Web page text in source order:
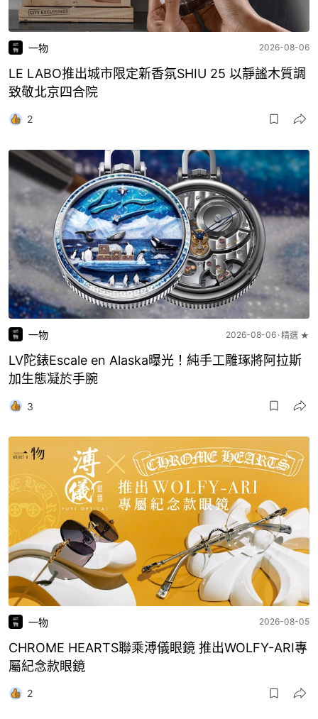
一物 2026-08-06
LE LABO推出城市限定新香氛SHIU 25 以靜謐木質調
致敬北京四合院
2
一物 2026-08-06 精選 ★
LV陀錶Escale en Alaska曝光！純手工雕琢將阿拉斯
加生態凝於手腕
3
一物 2026-08-05
CHROME HEARTS聯乘溥儀眼鏡 推出WOLFY-ARI專
屬紀念款眼鏡
2